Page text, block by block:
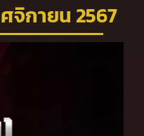
จิกายน 2567